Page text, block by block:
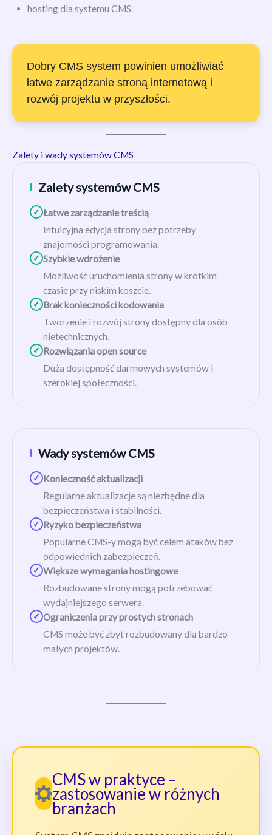
hosting dla systemu CMS.
Dobry CMS system powinien umożliwiać
łatwe zarządzanie stroną internetową i
rozwój projektu w przyszłości.
Zalety i wady systemów CMS
Zalety systemów CMS
✓ Łatwe zarządzanie treścią
Intuicyjna edycja strony bez potrzeby
znajomości programowania.
✓ Szybkie wdrożenie
Możliwość uruchomienia strony w krótkim
czasie przy niskim koszcie.
✓ Brak konieczności kodowania
Tworzenie i rozwój strony dostępny dla osób
nietechnicznych.
✓ Rozwiązania open source
Duża dostępność darmowych systemów i
szerokiej społeczności.
Wady systemów CMS
✓ Konieczność aktualizacji
Regularne aktualizacje są niezbędne dla
bezpieczeństwa i stabilności.
✓ Ryzyko bezpieczeństwa
Popularne CMS-y mogą być celem ataków bez
odpowiednich zabezpieczeń.
✓ Większe wymagania hostingowe
Rozbudowane strony mogą potrzebować
wydajniejszego serwera.
✓ Ograniczenia przy prostych stronach
CMS może być zbyt rozbudowany dla bardzo
małych projektów.
CMS w praktyce –
zastosowanie w różnych
branżach